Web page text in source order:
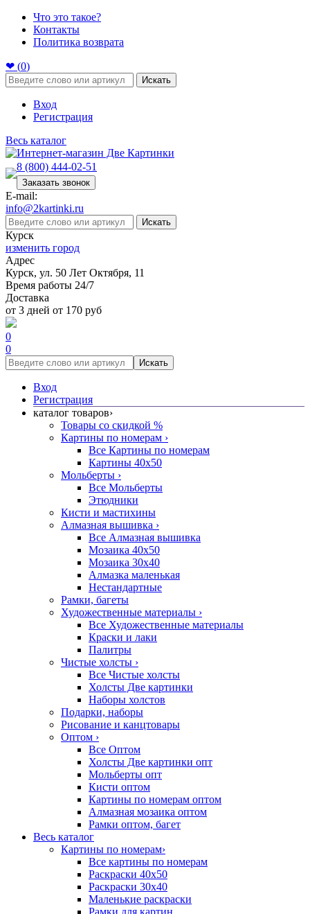
Что это такое?
Контакты
Политика возврата
❤ (0)
Искать
Вход
Регистрация
Весь каталог
8 (800) 444-02-51
Заказать звонок
E-mail:
info@2kartinki.ru
Искать
Курск
изменить город
Адрес
Курск, ул. 50 Лет Октября, 11
Время работы 24/7
Доставка
от 3 дней от 170 руб
0
0
Искать
Вход
Регистрация
каталог товаров›
Товары со скидкой %
Картины по номерам ›
Все Картины по номерам
Картины 40x50
Мольберты ›
Все Мольберты
Этюдники
Кисти и мастихины
Алмазная вышивка ›
Все Алмазная вышивка
Мозаика 40x50
Мозаика 30x40
Алмазка маленькая
Нестандартные
Рамки, багеты
Художественные материалы ›
Все Художественные материалы
Краски и лаки
Палитры
Чистые холсты ›
Все Чистые холсты
Холсты Две картинки
Наборы холстов
Подарки, наборы
Рисование и канцтовары
Оптом ›
Все Оптом
Холсты Две картинки опт
Мольберты опт
Кисти оптом
Картины по номерам оптом
Алмазная мозаика оптом
Рамки оптом, багет
Весь каталог
Картины по номерам›
Все картины по номерам
Раскраски 40х50
Раскраски 30х40
Маленькие раскраски
Рамки для картин